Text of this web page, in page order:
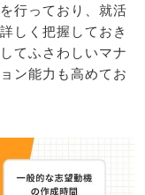
行っており、就活
しく把握しておき
てふさわしいマナ
ン能力も高めてお